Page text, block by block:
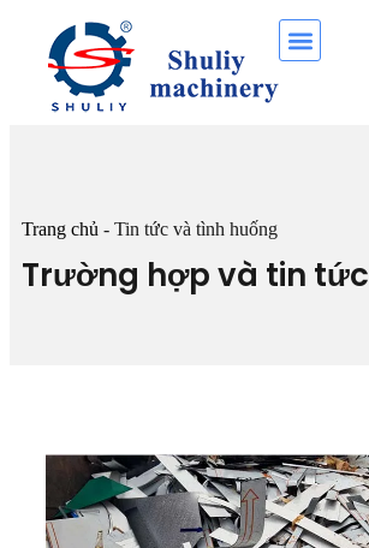
Trang chủ - Tin tức và tình huống
Trường hợp và tin tức